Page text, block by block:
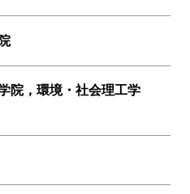
目
科目
目
目
科目
科目
院，環境・社会理工学
理工学院，環境・社会